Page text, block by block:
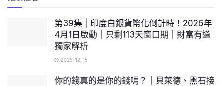
第39集 | 印度白銀貨幣化倒計時！2026年
4月1日啟動｜只剩113天窗口期｜財富有道
獨家解析
2025-12-15
你的錢真的是你的錢嗎？｜貝萊德、黑石接